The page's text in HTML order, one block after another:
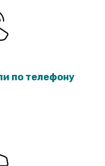
по телефону